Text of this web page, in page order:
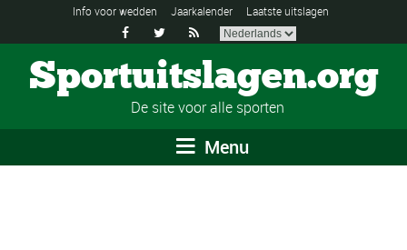
Info voor wedden Jaarkalender Laatste uitslagen
  
Sportuitslagen.org
De site voor alle sporten
Menu